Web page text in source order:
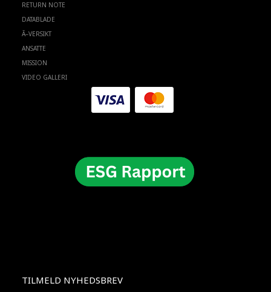
RETURN NOTE
DATABLADE
Ã–VERSIKT
ANSATTE
MISSION
VIDEO GALLERI
TILMELD NYHEDSBREV